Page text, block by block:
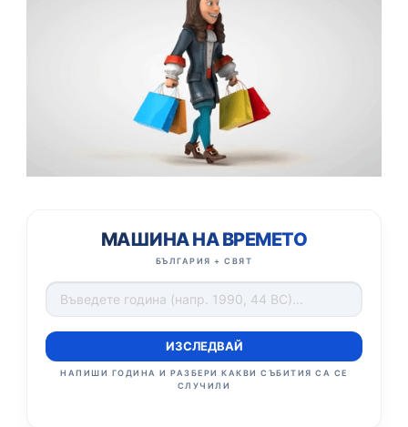
МАШИНА НА ВРЕМЕТО
БЪЛГАРИЯ + СВЯТ
ИЗСЛЕДВАЙ
НАПИШИ ГОДИНА И РАЗБЕРИ КАКВИ СЪБИТИЯ СА СЕ
СЛУЧИЛИ